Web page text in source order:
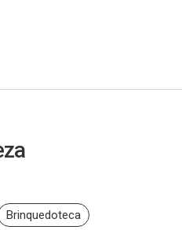
Brinquedoteca